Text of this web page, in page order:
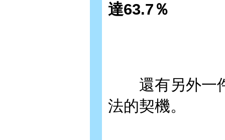
達63.7％
還有另外一件
法的契機。